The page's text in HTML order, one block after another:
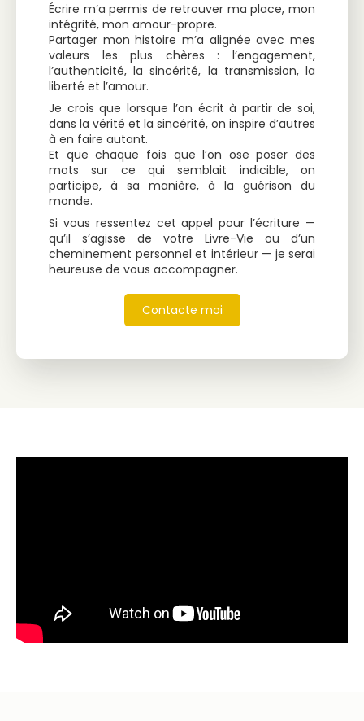
Écrire m’a permis de retrouver ma place, mon
intégrité, mon amour-propre.
Partager mon histoire m’a alignée avec mes
valeurs les plus chères : l’engagement,
l’authenticité, la sincérité, la transmission, la
liberté et l’amour.
Je crois que lorsque l’on écrit à partir de soi,
dans la vérité et la sincérité, on inspire d’autres
à en faire autant.
Et que chaque fois que l’on ose poser des
mots sur ce qui semblait indicible, on
participe, à sa manière, à la guérison du
monde.
Si vous ressentez cet appel pour l’écriture —
qu’il s’agisse de votre Livre-Vie ou d’un
cheminement personnel et intérieur — je serai
heureuse de vous accompagner.
Contacte moi